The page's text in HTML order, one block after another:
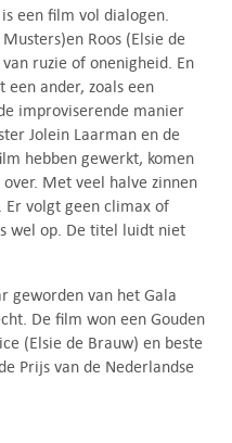
is een film vol dialogen.
Roos (Elsie de
ruzie of onenigheid. En
een ander, zoals een
improviserende manier
Jolein Laarman en de
hebben gewerkt, komen
Met veel halve zinnen
Er volgt geen climax of
wel op. De titel luidt niet
geworden van het Gala
De film won een Gouden
(Elsie de Brauw) en beste
Prijs van de Nederlandse